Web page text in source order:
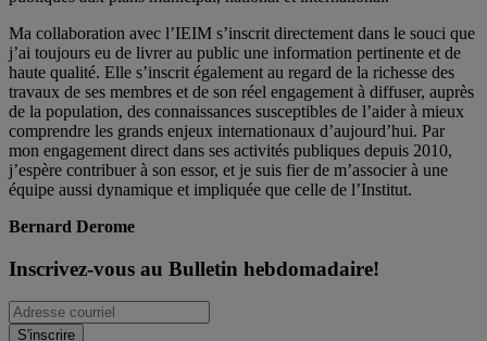
Ma collaboration avec l’IEIM s’inscrit directement dans le souci que
j’ai toujours eu de livrer au public une information pertinente et de
haute qualité. Elle s’inscrit également au regard de la richesse des
travaux de ses membres et de son réel engagement à diffuser, auprès
de la population, des connaissances susceptibles de l’aider à mieux
comprendre les grands enjeux internationaux d’aujourd’hui. Par
mon engagement direct dans ses activités publiques depuis 2010,
j’espère contribuer à son essor, et je suis fier de m’associer à une
équipe aussi dynamique et impliquée que celle de l’Institut.
Bernard Derome
Inscrivez-vous au Bulletin hebdomadaire!